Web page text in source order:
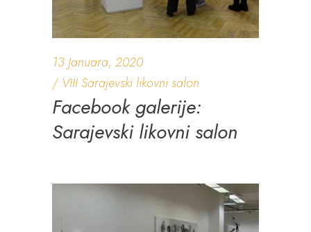
13 Januara, 2020
VIII Sarajevski likovni salon
Facebook galerije:
Sarajevski likovni salon